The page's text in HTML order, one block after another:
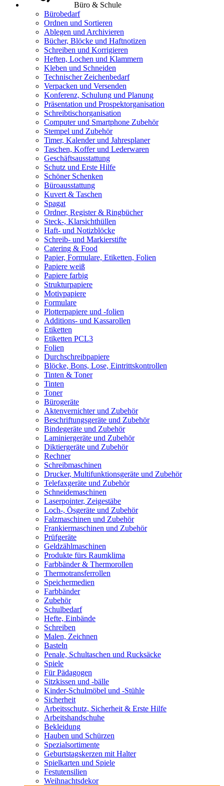
Büro & Schule
Bürobedarf
Ordnen und Sortieren
Ablegen und Archivieren
Bücher, Blöcke und Haftnotizen
Schreiben und Korrigieren
Heften, Lochen und Klammern
Kleben und Schneiden
Technischer Zeichenbedarf
Verpacken und Versenden
Konferenz, Schulung und Planung
Präsentation und Prospektorganisation
Schreibtischorganisation
Computer und Smartphone Zubehör
Stempel und Zubehör
Timer, Kalender und Jahresplaner
Taschen, Koffer und Lederwaren
Geschäftsausstattung
Schutz und Erste Hilfe
Schöner Schenken
Büroausstattung
Kuvert & Taschen
Spagat
Ordner, Register & Ringbücher
Steck-, Klarsichthüllen
Haft- und Notizblöcke
Schreib- und Markierstifte
Catering & Food
Papier, Formulare, Etiketten, Folien
Papiere weiß
Papiere farbig
Strukturpapiere
Motivpapiere
Formulare
Plotterpapiere und -folien
Additions- und Kassarollen
Etiketten
Etiketten PCL3
Folien
Durchschreibpapiere
Blöcke, Bons, Lose, Eintrittskontrollen
Tinten & Toner
Tinten
Toner
Bürogeräte
Aktenvernichter und Zubehör
Beschriftungsgeräte und Zubehör
Bindegeräte und Zubehör
Laminiergeräte und Zubehör
Diktiergeräte und Zubehör
Rechner
Schreibmaschinen
Drucker, Multifunktionsgeräte und Zubehör
Telefaxgeräte und Zubehör
Schneidemaschinen
Laserpointer, Zeigestäbe
Loch-, Ösgeräte und Zubehör
Falzmaschinen und Zubehör
Frankiermaschinen und Zubehör
Prüfgeräte
Geldzählmaschinen
Produkte fürs Raumklima
Farbbänder & Thermorollen
Thermotransferrollen
Speichermedien
Farbbänder
Zubehör
Schulbedarf
Hefte, Einbände
Schreiben
Malen, Zeichnen
Basteln
Penale, Schultaschen und Rucksäcke
Spiele
Für Pädagogen
Sitzkissen und -bälle
Kinder-Schulmöbel und -Stühle
Sicherheit
Arbeitsschutz, Sicherheit & Erste Hilfe
Arbeitshandschuhe
Bekleidung
Hauben und Schürzen
Spezialsortimente
Geburtstagskerzen mit Halter
Spielkarten und Spiele
Festutensilien
Weihnachtsdekor